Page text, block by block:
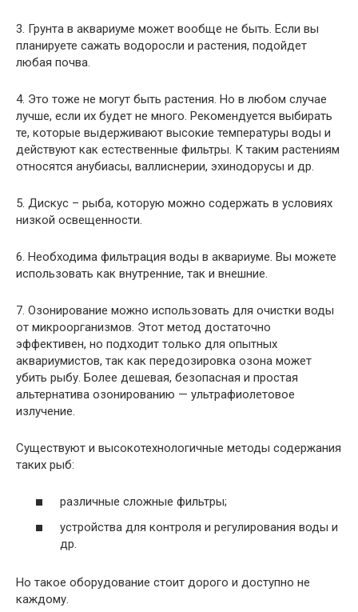
3. Грунта в аквариуме может вообще не быть. Если вы
планируете сажать водоросли и растения, подойдет
любая почва.
4. Это тоже не могут быть растения. Но в любом случае
лучше, если их будет не много. Рекомендуется выбирать
те, которые выдерживают высокие температуры воды и
действуют как естественные фильтры. К таким растениям
относятся анубиасы, валлиснерии, эхинодорусы и др.
5. Дискус – рыба, которую можно содержать в условиях
низкой освещенности.
6. Необходима фильтрация воды в аквариуме. Вы можете
использовать как внутренние, так и внешние.
7. Озонирование можно использовать для очистки воды
от микроорганизмов. Этот метод достаточно
эффективен, но подходит только для опытных
аквариумистов, так как передозировка озона может
убить рыбу. Более дешевая, безопасная и простая
альтернатива озонированию — ультрафиолетовое
излучение.
Существуют и высокотехнологичные методы содержания
таких рыб:
различные сложные фильтры;
устройства для контроля и регулирования воды и
др.
Но такое оборудование стоит дорого и доступно не
каждому.